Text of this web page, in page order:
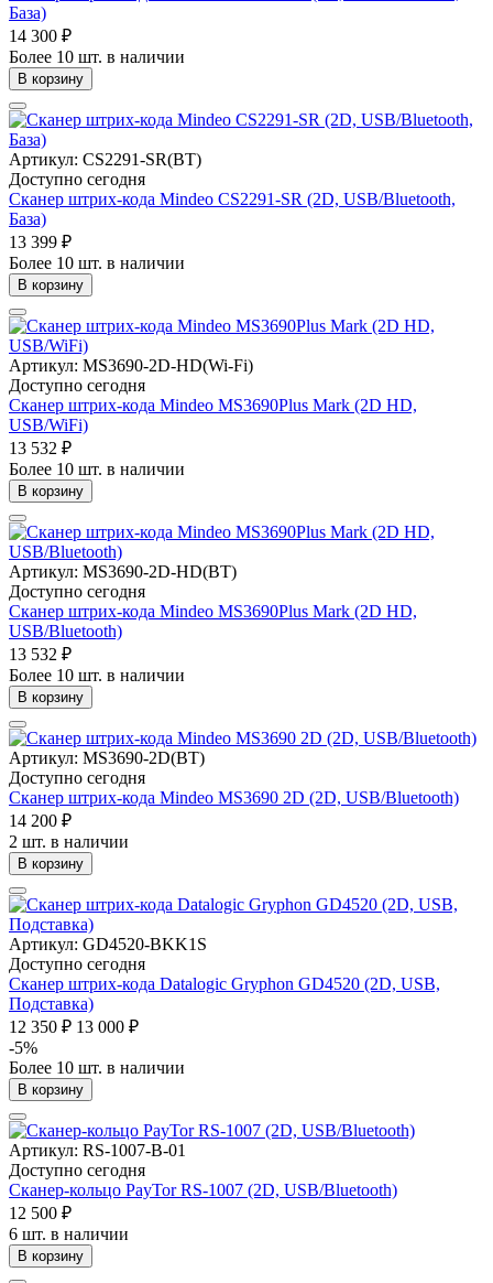
База)
14 300 ₽
Более 10 шт. в наличии
В корзину
Артикул: CS2291-SR(BT)
Доступно сегодня
Сканер штрих-кода Mindeo CS2291-SR (2D, USB/Bluetooth,
База)
13 399 ₽
Более 10 шт. в наличии
В корзину
Артикул: MS3690-2D-HD(Wi-Fi)
Доступно сегодня
Сканер штрих-кода Mindeo MS3690Plus Mark (2D HD,
USB/WiFi)
13 532 ₽
Более 10 шт. в наличии
В корзину
Артикул: MS3690-2D-HD(BT)
Доступно сегодня
Сканер штрих-кода Mindeo MS3690Plus Mark (2D HD,
USB/Bluetooth)
13 532 ₽
Более 10 шт. в наличии
В корзину
Артикул: MS3690-2D(BT)
Доступно сегодня
Сканер штрих-кода Mindeo MS3690 2D (2D, USB/Bluetooth)
14 200 ₽
2 шт. в наличии
В корзину
Артикул: GD4520-BKK1S
Доступно сегодня
Сканер штрих-кода Datalogic Gryphon GD4520 (2D, USB,
Подставка)
12 350 ₽ 13 000 ₽
-5%
Более 10 шт. в наличии
В корзину
Артикул: RS-1007-B-01
Доступно сегодня
Сканер-кольцо PayTor RS-1007 (2D, USB/Bluetooth)
12 500 ₽
6 шт. в наличии
В корзину